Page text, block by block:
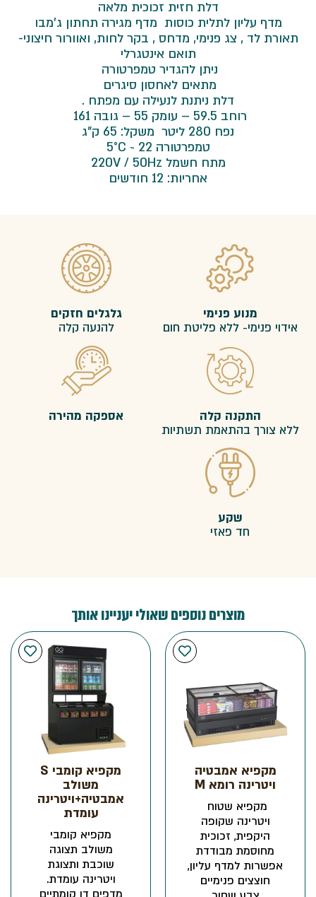
דלת חזית זכוכית מלאה
מדף עליון לתלית כוסות מדף מגירה תחתון ג'מבו
תאורת לד , צג פנימי, מדחס , בקר לחות, ואוורור חיצוני-
תואם אינטגרלי
ניתן להגדיר טמפרטורה
מתאים לאחסון סיגרים
דלת ניתנת לנעילה עם מפתח .
רוחב 59.5 – עומק 55 – גובה 161
נפח 280 ליטר משקל: 65 ק"ג
טמפרטורה 22 ~ 5°C
מתח חשמל 220V / 50Hz
אחריות: 12 חודשים
מנוע פנימי
אידוי פנימי- ללא פליטת חום
גלגלים חזקים
להנעה קלה
התקנה קלה
ללא צורך בהתאמת תשתיות
אספקה מהירה
שקע
חד פאזי
מוצרים נוספים שאולי יעניינו אותך
מקפיא אמבטיה
ויטרינה רומא M
מקפיא שטוח
ויטרינה שקופה
היקפית, זכוכית
מחוסמת מבודדת
אפשרות למדף עליון,
חוצצים פנימיים
מקפיא קומבי S
משולב
אמבטיה+ויטרינה
עומדת
מקפיא קומבי
משולב תצוגה
שוכבת ותצוגת
ויטרינה עומדת.